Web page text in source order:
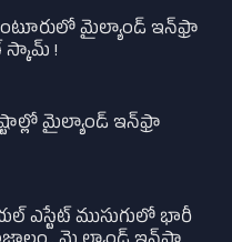
మైల్యాండ్ ఇన్‌ఫ్రా
స్కామ్ !
మైల్యాండ్ ఇన్‌ఫ్రా
ఎస్టేట్ ముసుగులో భారీ